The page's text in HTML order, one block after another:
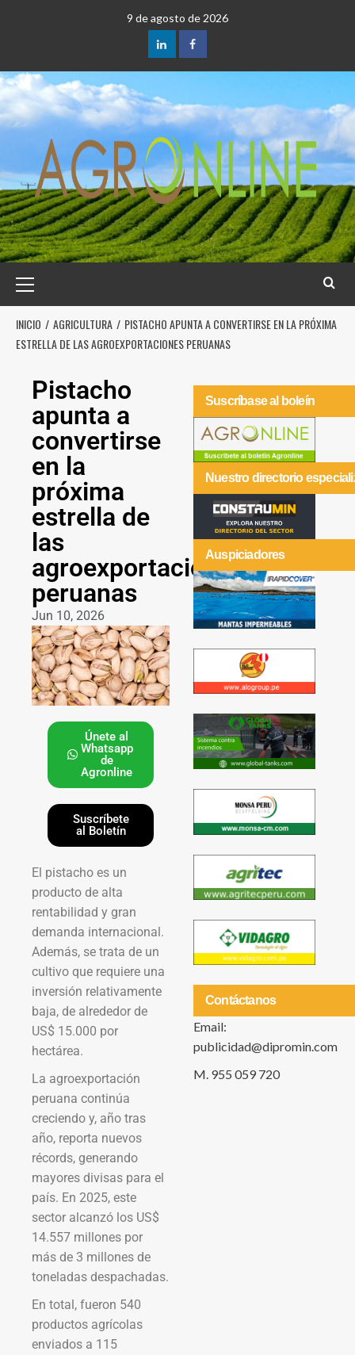
9 de agosto de 2026
INICIO AGRICULTURA
PISTACHO APUNTA A CONVERTIRSE EN LA PRÓXIMA
ESTRELLA DE LAS AGROEXPORTACIONES PERUANAS
Pistacho
apunta a
convertirse
en la
próxima
estrella de
las
agroexportaciones
peruanas
Jun 10, 2026
Únete al
Whatsapp
de
Agronline
Suscríbete
al Boletín
El pistacho es un
producto de alta
rentabilidad y gran
demanda internacional.
Además, se trata de un
cultivo que requiere una
inversión relativamente
baja, de alrededor de
US$ 15.000 por
hectárea.
La agroexportación
peruana continúa
creciendo y, año tras
año, reporta nuevos
récords, generando
mayores divisas para el
país. En 2025, este
sector alcanzó los US$
14.557 millones por
más de 3 millones de
toneladas despachadas.
En total, fueron 540
productos agrícolas
enviados a 115
Suscríbase al boleín
Nuestro directorio
Auspiciadores
Contáctanos
Email:
publicidad@dipromin.com
M. 955 059 720